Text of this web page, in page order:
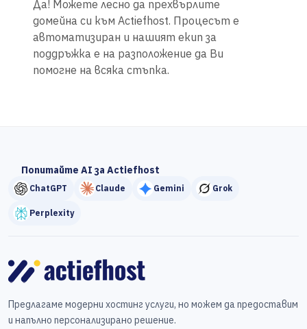
Да! Можете лесно да прехвърлите
домейна си към Actiefhost. Процесът е
автоматизиран и нашият екип за
поддръжка е на разположение да Ви
помогне на всяка стъпка.
Попитайте AI за Actiefhost
ChatGPT Claude Gemini Grok
Perplexity
Предлагаме модерни хостинг услуги, но можем да предоставим
и напълно персонализирано решение.